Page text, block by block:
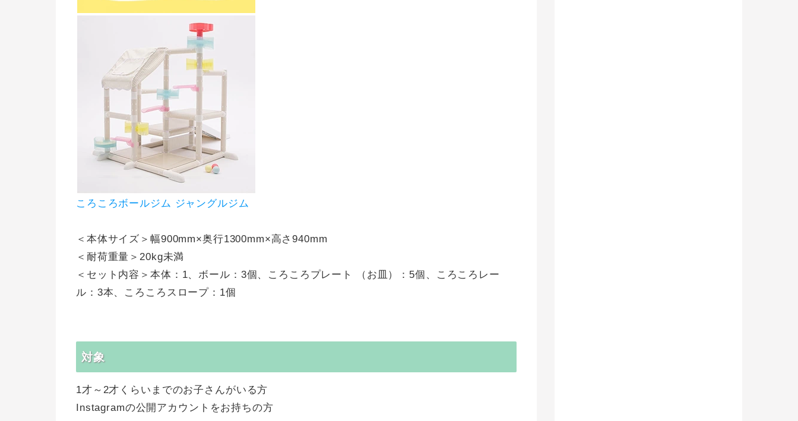
ころころボールジム ジャングルジム
＜本体サイズ＞幅900mm×奥行1300mm×高さ940mm
＜耐荷重量＞20kg未満
＜セット内容＞本体：1、ボール：3個、ころころプレート （お皿）：5個、ころころレー
ル：3本、ころころスロープ：1個
対象
1才～2才くらいまでのお子さんがいる方
Instagramの公開アカウントをお持ちの方